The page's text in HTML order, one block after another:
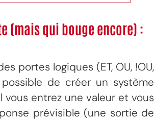
(mais qui bouge encore) :
portes logiques (ET, OU, !OU,
de créer un système
vous entrez une valeur et vous
prévisible (une sortie de